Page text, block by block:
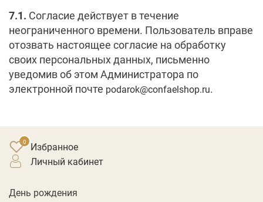
7.1. Согласие действует в течение
неограниченного времени. Пользователь вправе
отозвать настоящее согласие на обработку
своих персональных данных, письменно
уведомив об этом Администратора по
электронной почте podarok@confaelshop.ru.
Избранное
личный кабинет
День рождения